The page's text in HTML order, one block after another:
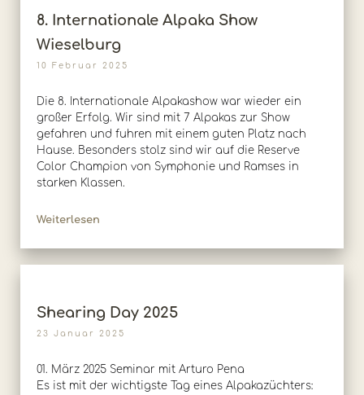
8. Internationale Alpaka Show
Wieselburg
10 Februar 2025
Die 8. Internationale Alpakashow war wieder ein
großer Erfolg. Wir sind mit 7 Alpakas zur Show
gefahren und fuhren mit einem guten Platz nach
Hause. Besonders stolz sind wir auf die Reserve
Color Champion von Symphonie und Ramses in
starken Klassen.
Weiterlesen
Shearing Day 2025
23 Januar 2025
01. März 2025 Seminar mit Arturo Pena
Es ist mit der wichtigste Tag eines Alpakazüchters: